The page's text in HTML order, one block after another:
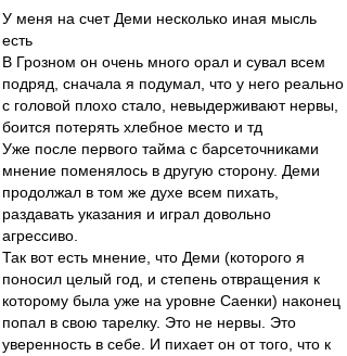
У меня на счет Деми несколько иная мысль
есть
В Грозном он очень много орал и сувал всем
подряд, сначала я подумал, что у него реально
с головой плохо стало, невыдерживают нервы,
боится потерять хлебное место и тд
Уже после первого тайма с барсеточниками
мнение поменялось в другую сторону. Деми
продолжал в том же духе всем пихать,
раздавать указания и играл довольно
агрессиво.
Так вот есть мнение, что Деми (которого я
поносил целый год, и степень отвращения к
которому была уже на уровне Саенки) наконец
попал в свою тарелку. Это не нервы. Это
уверенность в себе. И пихает он от того, что к